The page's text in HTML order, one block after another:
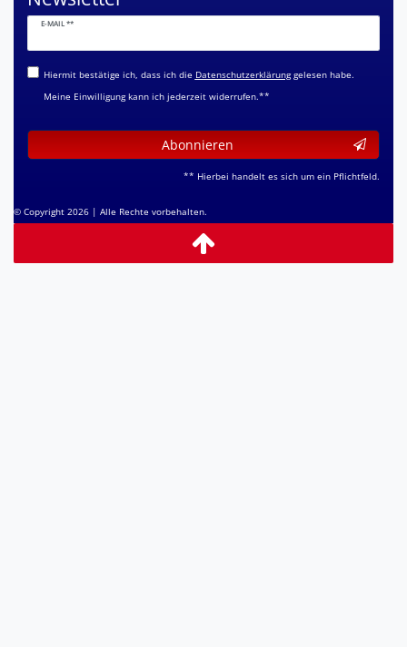
E-MAIL **
Newsletter
Honig
Hiermit bestätige ich, dass ich die Daten­schutz­erklärunggelesen habe.
Meine Einwilligung kann ich jederzeit widerrufen.**
Abonnieren
** Hierbei handelt es sich um ein Pflichtfeld.
© Copyright 2026 | Alle Rechte vorbehalten.